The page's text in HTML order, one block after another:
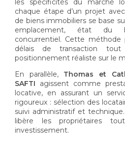
les spécificités du marché
chaque étape d’un projet
de biens immobiliers se base
emplacement, état du
concurrentiel. Cette méthode
délais de transaction
positionnement réaliste sur le
En parallèle, Thomas et
SAFTI agissent comme
locative, en assurant un
rigoureux : sélection des
suivi administratif et
libère les propriétaires
investissement.